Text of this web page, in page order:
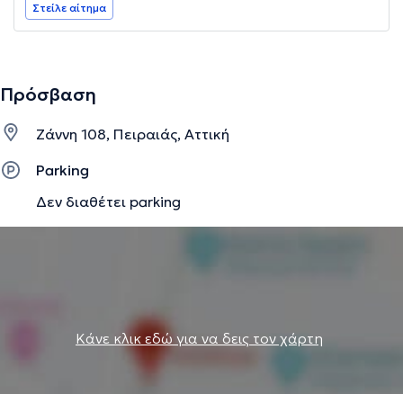
Στείλε αίτημα
Πρόσβαση
Ζάννη 108, Πειραιάς, Αττική
Parking
Δεν διαθέτει parking
Κάνε κλικ εδώ για να δεις τον χάρτη